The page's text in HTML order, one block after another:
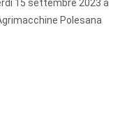
15 settembre 2023 a
Polesana